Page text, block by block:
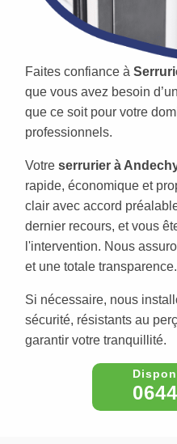
Faites confiance à
que vous avez besoin
que ce soit pour votre
professionnels.
Votre serrurier à
rapide, économique et
clair avec accord
dernier recours, et vous
l'intervention. Nous
et une totale transparence.
Si nécessaire, nous
sécurité, résistants au
garantir votre tranquillité.